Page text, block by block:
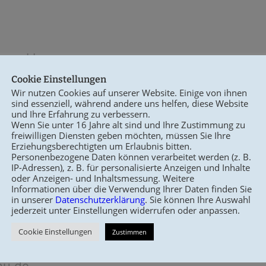
klar:
begabte hochsensible Personen
anders sehen wir unsere Rolle als
Idee: Wir konzipieren eine
im späten Herbst diesen Jahres.
an dieser Stelle oder schreibt
Cookie Einstellungen
Wir nutzen Cookies auf unserer Website. Einige von ihnen
sind essenziell, während andere uns helfen, diese Website
und Ihre Erfahrung zu verbessern.
Wenn Sie unter 16 Jahre alt sind und Ihre Zustimmung zu
freiwilligen Diensten geben möchten, müssen Sie Ihre
Erziehungsberechtigten um Erlaubnis bitten.
Personenbezogene Daten können verarbeitet werden (z. B.
IP-Adressen), z. B. für personalisierte Anzeigen und Inhalte
oder Anzeigen- und Inhaltsmessung. Weitere
Informationen über die Verwendung Ihrer Daten finden Sie
in unserer Datenschutzerklärung. Sie können Ihre Auswahl
jederzeit unter Einstellungen widerrufen oder anpassen.
Cookie Einstellungen Zustimmen